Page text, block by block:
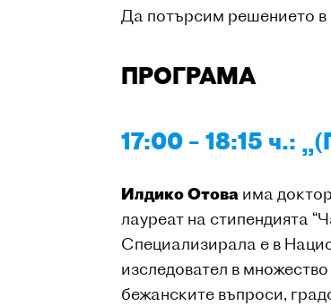
Да потърсим решението в
ПРОГРАМА
17:00 – 18:15 ч.:
Илдико Отоваима
лауреат на стипендията
Специализирала е в
изследовател в
бежанските въпроси,